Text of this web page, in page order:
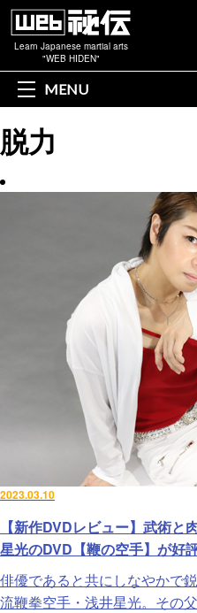
Learn Japanese martial arts
"WEB HIDEN"
MENU
脱力
2023.03.10
【新作DVDレビュー】武術
星光のDVD【鞭の空手】が好
俳優であると共にしなやかで
流鞭拳空手・浅井星光。その